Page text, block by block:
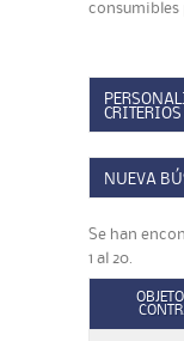
consumibles
NUEVA
Se han
1 al 20.
OBJETO